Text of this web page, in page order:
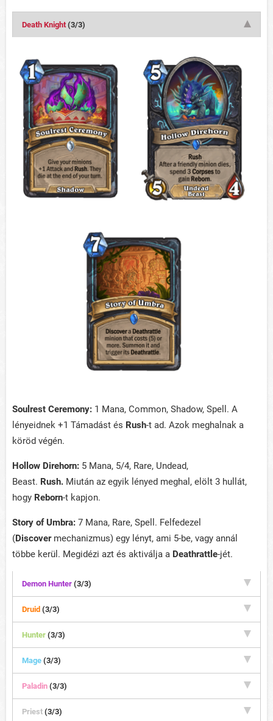
Death Knight (3/3)
Soulrest Ceremony: 1 Mana, Common, Shadow, Spell. A
lényeidnek +1 Támadást és Rush-t ad. Azok meghalnak a
köröd végén.
Hollow Direhorn: 5 Mana, 5/4, Rare, Undead,
Beast. Rush. Miután az egyik lényed meghal, elölt 3 hullát,
hogy Reborn-t kapjon.
Story of Umbra: 7 Mana, Rare, Spell. Felfedezel
(Discovermechanizmus) egy lényt, ami 5-be, vagy annál
többe kerül. Megidézi azt és aktiválja a Deathrattle-jét.
Demon Hunter (3/3)
Druid (3/3)
Hunter (3/3)
Mage (3/3)
Paladin (3/3)
Priest (3/3)